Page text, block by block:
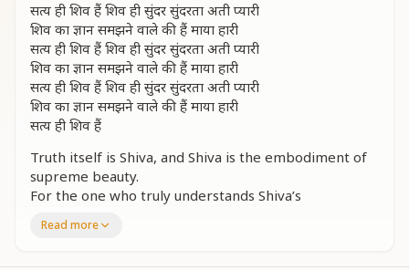
सत्य ही शिव हैं शिव ही सुंदर सुंदरता अती प्यारी
शिव का ज्ञान समझने वाले की हैं माया हारी
सत्य ही शिव हैं शिव ही सुंदर सुंदरता अती प्यारी
शिव का ज्ञान समझने वाले की हैं माया हारी
सत्य ही शिव हैं शिव ही सुंदर सुंदरता अती प्यारी
शिव का ज्ञान समझने वाले की हैं माया हारी
सत्य ही शिव हैं
Truth itself is Shiva, and Shiva is the embodiment of
supreme beauty.
For the one who truly understands Shiva’s
Truth itself is Shiva, and Shiva is the embodiment of
Read more